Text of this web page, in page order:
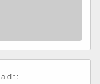
a dit :